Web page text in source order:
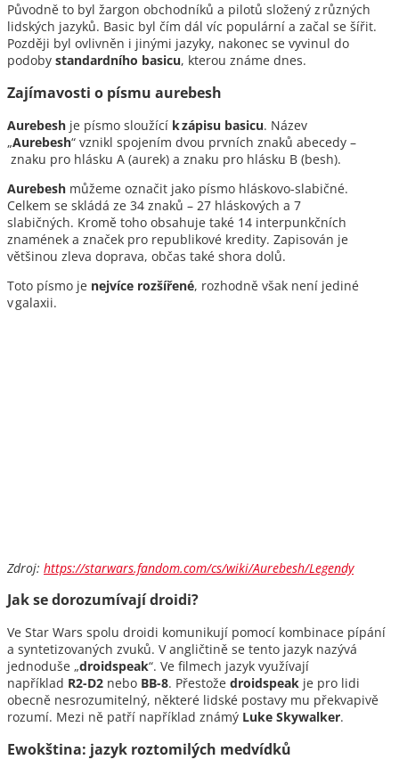
Původně to byl žargon obchodníků a pilotů složený z různých
lidských jazyků. Basic byl čím dál víc populární a začal se šířit.
Později byl ovlivněn i jinými jazyky, nakonec se vyvinul do
podoby standardního basicu, kterou známe dnes.
Zajímavosti o písmu aurebesh
Aurebesh je písmo sloužící k zápisu basicu. Název
„Aurebesh“ vznikl spojením dvou prvních znaků abecedy –
znaku pro hlásku A (aurek) a znaku pro hlásku B (besh).
Aurebesh můžeme označit jako písmo hláskovo-slabičné.
Celkem se skládá ze 34 znaků – 27 hláskových a 7
slabičných. Kromě toho obsahuje také 14 interpunkčních
znamének a značek pro republikové kredity. Zapisován je
většinou zleva doprava, občas také shora dolů.
Toto písmo je nejvíce rozšířené, rozhodně však není jediné
v galaxii.
Zdroj: https://starwars.fandom.com/cs/wiki/Aurebesh/Legendy
Jak se dorozumívají droidi?
Ve Star Wars spolu droidi komunikují pomocí kombinace pípání
a syntetizovaných zvuků. V angličtině se tento jazyk nazývá
jednoduše „droidspeak“. Ve filmech jazyk využívají
například R2-D2 nebo BB-8. Přestože droidspeak je pro lidi
obecně nesrozumitelný, některé lidské postavy mu překvapivě
rozumí. Mezi ně patří například známý Luke Skywalker.
Ewokština: jazyk roztomilých medvídků